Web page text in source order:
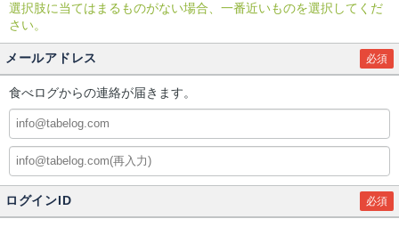
選択肢に当てはまるものがない場合、一番近いものを選択してくだ
さい。
メールアドレス 必須
食べログからの連絡が届きます。
ログインID 必須